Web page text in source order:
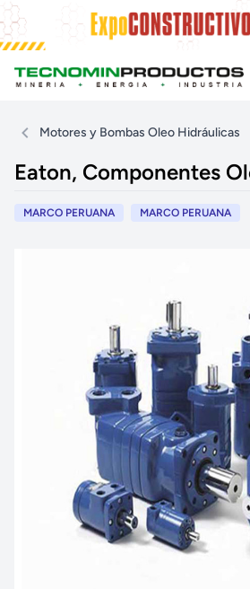
Motores y Bombas Oleo Hidráulicas
Eaton, Componentes
MARCO PERUANA MARCO PERUANA